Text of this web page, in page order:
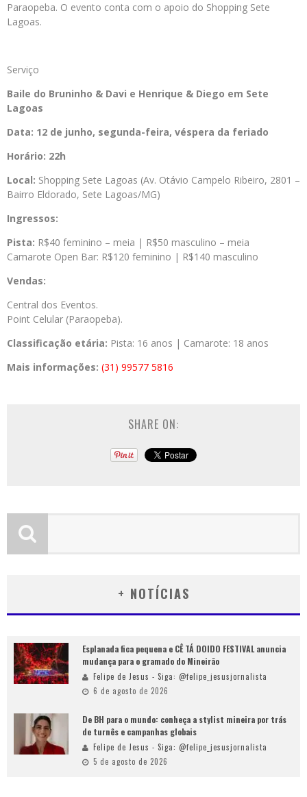
Paraopeba. O evento conta com o apoio do Shopping Sete
Lagoas.
Serviço
Baile do Bruninho & Davi e Henrique & Diego em Sete
Lagoas
Data: 12 de junho, segunda-feira, véspera da feriado
Horário: 22h
Local: Shopping Sete Lagoas (Av. Otávio Campelo Ribeiro, 2801 –
Bairro Eldorado, Sete Lagoas/MG)
Ingressos:
Pista: R$40 feminino – meia | R$50 masculino – meia
Camarote Open Bar: R$120 feminino | R$140 masculino
Vendas:
Central dos Eventos.
Point Celular (Paraopeba).
Classificação etária: Pista: 16 anos | Camarote: 18 anos
Mais informações: (31) 99577 5816
SHARE ON:
+ NOTÍCIAS
Esplanada fica pequena e CÊ TÁ DOIDO FESTIVAL anuncia
mudança para o gramado do Mineirão
Felipe de Jesus - Siga: @felipe_jesusjornalista
6 de agosto de 2026
De BH para o mundo: conheça a stylist mineira por trás
de turnês e campanhas globais
Felipe de Jesus - Siga: @felipe_jesusjornalista
5 de agosto de 2026